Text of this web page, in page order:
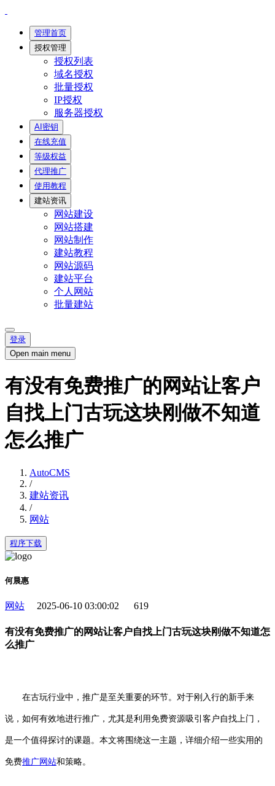
管理首页
授权管理
授权列表
域名授权
批量授权
IP授权
服务器授权
AI密钥
在线充值
等级权益
代理推广
使用教程
建站资讯
网站建设
网站搭建
网站制作
建站教程
网站源码
建站平台
个人网站
批量建站
登录
Open main menu
有没有免费推广的网站让客户
自找上门古玩这块刚做不知道
怎么推广
AutoCMS
/
建站资讯
/
网站
程序下载
何晨惠
网站 2025-06-10 03:00:02 619
有没有免费推广的网站让客户自找上门古玩这块刚做不知道怎
么推广
在古玩行业中，推广是至关重要的环节。对于刚入行的新手来
说，如何有效地进行推广，尤其是利用免费资源吸引客户自找上门，
是一个值得探讨的课题。本文将围绕这一主题，详细介绍一些实用的
免费推广网站和策略。